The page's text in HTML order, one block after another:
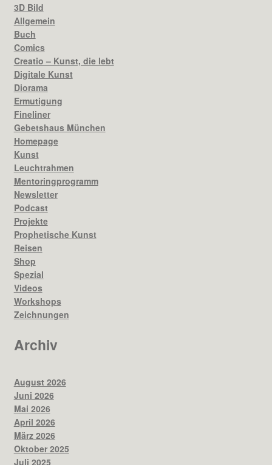
3D Bild
Allgemein
Buch
Comics
Creatio – Kunst, die lebt
Digitale Kunst
Diorama
Ermutigung
Fineliner
Gebetshaus München
Homepage
Kunst
Leuchtrahmen
Mentoringprogramm
Newsletter
Podcast
Projekte
Prophetische Kunst
Reisen
Shop
Spezial
Videos
Workshops
Zeichnungen
Archiv
August 2026
Juni 2026
Mai 2026
April 2026
März 2026
Oktober 2025
Juli 2025